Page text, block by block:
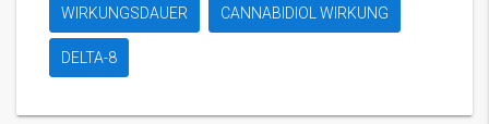
WIRKUNGSDAUER CANNABIDIOL WIRKUNG
DELTA-8